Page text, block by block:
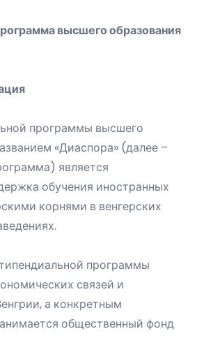
высшего образования
программы высшего
«Диаспора» (далее –
является
обучения иностранных
корнями в венгерских
программы
связей и
а конкретным
общественный фонд